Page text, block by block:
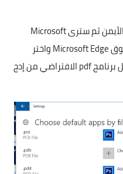
مرر للأسفل حتى ترى .pdf في الجزء الأيمن ثم سترى Microsoft
Edge بجواره في الجزء الأيسر. انقر فوق Microsoft Edge واختر
Adobe reader. سيؤدي هذا إلى تبديل برنامج pdf الافتراضي من إدج